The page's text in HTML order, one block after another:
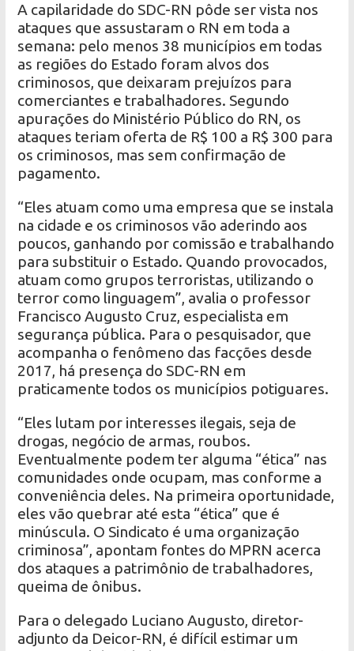
A capilaridade do SDC-RN pôde ser vista nos
ataques que assustaram o RN em toda a
semana: pelo menos 38 municípios em todas
as regiões do Estado foram alvos dos
criminosos, que deixaram prejuízos para
comerciantes e trabalhadores. Segundo
apurações do Ministério Público do RN, os
ataques teriam oferta de R$ 100 a R$ 300 para
os criminosos, mas sem confirmação de
pagamento.
“Eles atuam como uma empresa que se instala
na cidade e os criminosos vão aderindo aos
poucos, ganhando por comissão e trabalhando
para substituir o Estado. Quando provocados,
atuam como grupos terroristas, utilizando o
terror como linguagem”, avalia o professor
Francisco Augusto Cruz, especialista em
segurança pública. Para o pesquisador, que
acompanha o fenômeno das facções desde
2017, há presença do SDC-RN em
praticamente todos os municípios potiguares.
“Eles lutam por interesses ilegais, seja de
drogas, negócio de armas, roubos.
Eventualmente podem ter alguma “ética” nas
comunidades onde ocupam, mas conforme a
conveniência deles. Na primeira oportunidade,
eles vão quebrar até esta “ética” que é
minúscula. O Sindicato é uma organização
criminosa”, apontam fontes do MPRN acerca
dos ataques a patrimônio de trabalhadores,
queima de ônibus.
Para o delegado Luciano Augusto, diretor-
adjunto da Deicor-RN, é difícil estimar um